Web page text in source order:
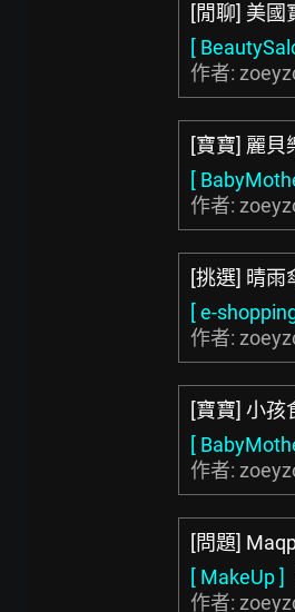
[閒聊] 美國
[
作者:
[寶寶] 麗
[
作者:
[挑選] 晴雨
[ e-
作者:
[寶寶] 小孩
[
作者:
[問題]
[ MakeUp ]
作者: